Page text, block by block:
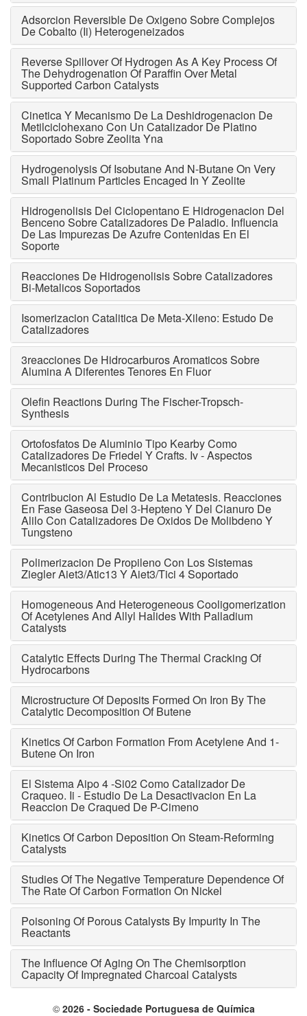
Adsorcion Reversible De Oxigeno Sobre Complejos
De Cobalto (Ii) Heterogeneizados
Reverse Spillover Of Hydrogen As A Key Process Of
The Dehydrogenation Of Paraffin Over Metal
Supported Carbon Catalysts
Cinetica Y Mecanismo De La Deshidrogenacion De
Metilciclohexano Con Un Catalizador De Platino
Soportado Sobre Zeolita Yna
Hydrogenolysis Of Isobutane And N-Butane On Very
Small Platinum Particles Encaged In Y Zeolite
Hidrogenolisis Del Ciclopentano E Hidrogenacion Del
Benceno Sobre Catalizadores De Paladio. Influencia
De Las Impurezas De Azufre Contenidas En El
Soporte
Reacciones De Hidrogenolisis Sobre Catalizadores
Bi-Metalicos Soportados
Isomerizacion Catalitica De Meta-Xileno: Estudo De
Catalizadores
3reacciones De Hidrocarburos Aromaticos Sobre
Alumina A Diferentes Tenores En Fluor
Olefin Reactions During The Fischer-Tropsch-
Synthesis
Ortofosfatos De Aluminio Tipo Kearby Como
Catalizadores De Friedel Y Crafts. Iv - Aspectos
Mecanisticos Del Proceso
Contribucion Al Estudio De La Metatesis. Reacciones
En Fase Gaseosa Del 3-Hepteno Y Del Cianuro De
Alilo Con Catalizadores De Oxidos De Molibdeno Y
Tungsteno
Polimerizacion De Propileno Con Los Sistemas
Ziegler Aiet3/Atic13 Y Aiet3/Tici 4 Soportado
Homogeneous And Heterogeneous Cooligomerization
Of Acetylenes And Allyl Halides With Palladium
Catalysts
Catalytic Effects During The Thermal Cracking Of
Hydrocarbons
Microstructure Of Deposits Formed On Iron By The
Catalytic Decomposition Of Butene
Kinetics Of Carbon Formation From Acetylene And 1-
Butene On Iron
El Sistema Aipo 4 -Si02 Como Catalizador De
Craqueo. Ii - Estudio De La Desactivacion En La
Reaccion De Craqued De P-Cimeno
Kinetics Of Carbon Deposition On Steam-Reforming
Catalysts
Studies Of The Negative Temperature Dependence Of
The Rate Of Carbon Formation On Nickel
Poisoning Of Porous Catalysts By Impurity In The
Reactants
The Influence Of Aging On The Chemisorption
Capacity Of Impregnated Charcoal Catalysts
© 2026 - Sociedade Portuguesa de Química